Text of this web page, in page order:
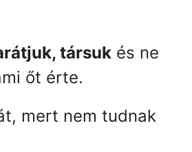
társukés ne
őt érte.
mert nem tudnak